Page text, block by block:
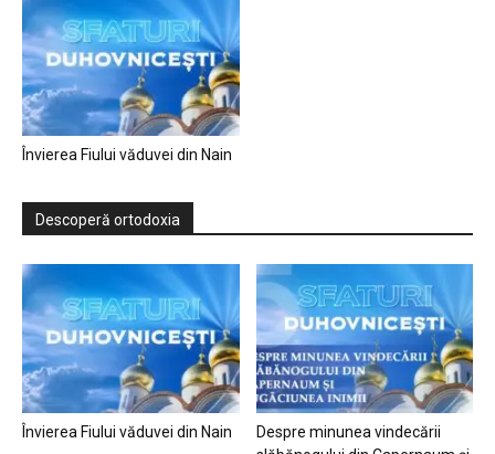
Învierea Fiului văduvei din Nain
Descoperă ortodoxia
Învierea Fiului văduvei din Nain
Despre minunea vindecării